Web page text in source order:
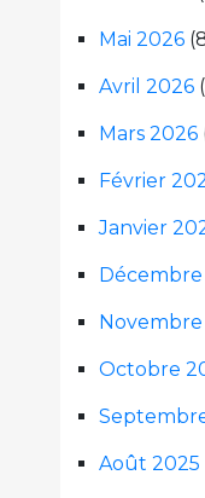
Mai 2026
Avril 2026
Mars 2026
Février
Janvier
Octobre
Août 2025